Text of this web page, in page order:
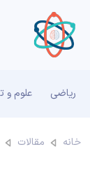
ریاضی علوم و
خانه مقالات